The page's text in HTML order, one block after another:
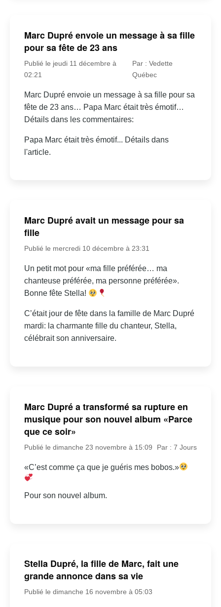
Marc Dupré envoie un message à sa fille
pour sa fête de 23 ans
Publié le jeudi 11 décembre à
02:21
Par : Vedette
Québec
Marc Dupré envoie un message à sa fille pour sa
fête de 23 ans… Papa Marc était très émotif…
Détails dans les commentaires:
Papa Marc était très émotif... Détails dans
l'article.
Marc Dupré avait un message pour sa
fille
Publié le mercredi 10 décembre à 23:31
Un petit mot pour «ma fille préférée… ma
chanteuse préférée, ma personne préférée».
Bonne fête Stella!
C’était jour de fête dans la famille de Marc Dupré
mardi: la charmante fille du chanteur, Stella,
célébrait son anniversaire.
Marc Dupré a transformé sa rupture en
musique pour son nouvel album «Parce
que ce soir»
Publié le dimanche 23 novembre à 15:09 Par : 7 Jours
«C’est comme ça que je guéris mes bobos.»
Pour son nouvel album.
Stella Dupré, la fille de Marc, fait une
grande annonce dans sa vie
Publié le dimanche 16 novembre à 05:03